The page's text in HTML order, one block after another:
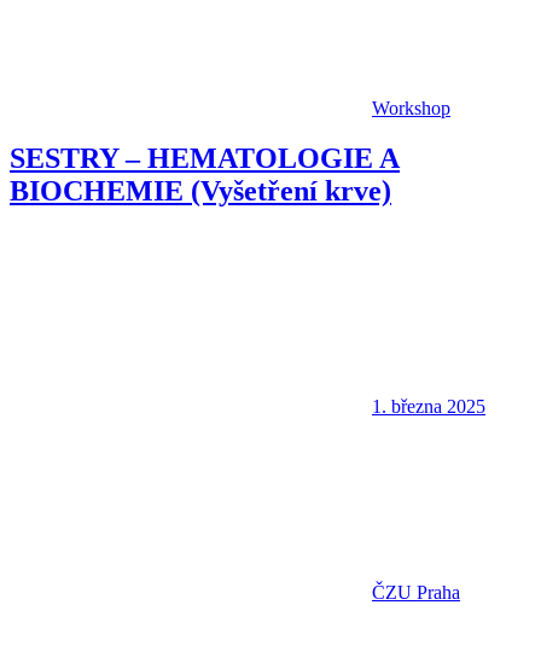
Workshop
SESTRY – HEMATOLOGIE A
BIOCHEMIE (Vyšetření krve)
1. března 2025
ČZU Praha